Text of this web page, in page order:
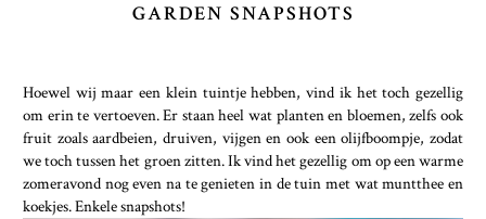
GARDEN SNAPSHOTS
Hoewel wij maar een klein tuintje hebben, vind ik het toch gezellig
om erin te vertoeven. Er staan heel wat planten en bloemen, zelfs ook
fruit zoals aardbeien, druiven, vijgen en ook een olijfboompje, zodat
we toch tussen het groen zitten. Ik vind het gezellig om op een warme
zomeravond nog even na te genieten in de tuin met wat muntthee en
koekjes. Enkele snapshots!